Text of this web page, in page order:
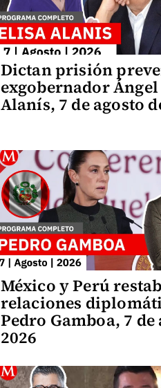
Dictan prisión
exgobernador
Alanís, 7 de agosto
México y Perú
relaciones
Pedro Gamboa, 7 de
2026